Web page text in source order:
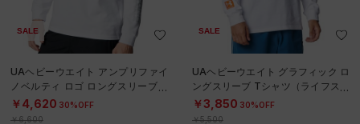
SALE
UAヘビーウエイト アンプリファイ
ノベルティ ロゴ ロングスリーブ T
シャツ（ライフスタイル/MEN）
￥4,620 30%OFF
￥6,600
SALE
UAヘビーウエイト グラフィック ロ
ングスリーブ Tシャツ（ライフスタ
イル/MEN）
￥3,850 30%OFF
￥5,500